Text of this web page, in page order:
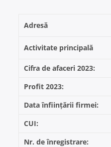
Adresă
Activitate principală
Cifra de afaceri 2023:
Profit 2023:
Data înființării firmei:
CUI:
Nr. de înregistrare: